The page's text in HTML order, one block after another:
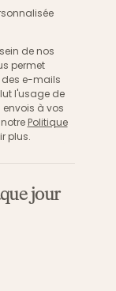
de nos
permet
des e-mails
l'usage de
à vos
Politique
plus.
jour